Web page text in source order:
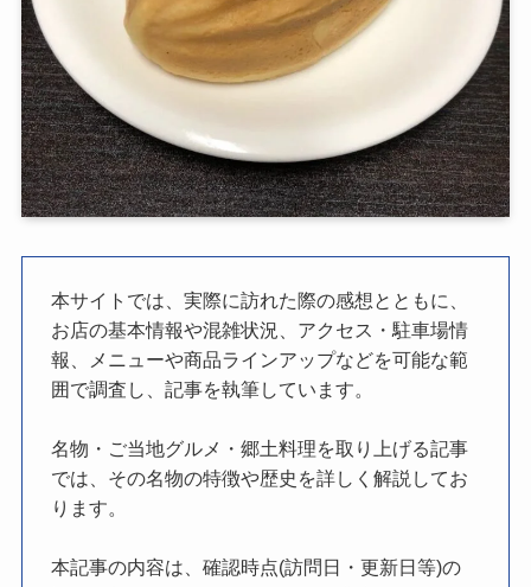
本サイトでは、実際に訪れた際の感想とともに、
お店の基本情報や混雑状況、アクセス・駐車場情
報、メニューや商品ラインアップなどを可能な範
囲で調査し、記事を執筆しています。
名物・ご当地グルメ・郷土料理を取り上げる記事
では、その名物の特徴や歴史を詳しく解説してお
ります。
本記事の内容は、確認時点(訪問日・更新日等)の